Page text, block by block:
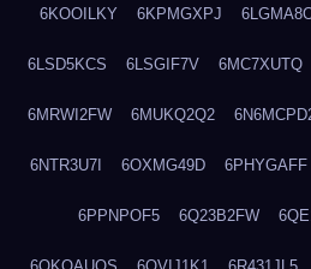
6KOOILKY 6KPMGXPJ
6LSD5KCS 6LSGIF7V 6MC7XUTQ
6MRWI2FW 6MUKQ2Q2
6NTR3U7I 6OXMG49D 6PHYGAFF
6PPNPOF5 6Q23B2FW